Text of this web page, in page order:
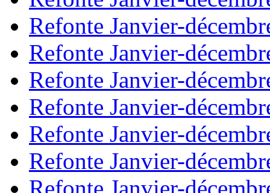
Refonte Janvier-
Refonte Janvier-
Refonte Janvier-
Refonte Janvier-
Refonte Janvier-
Refonte Janvier-